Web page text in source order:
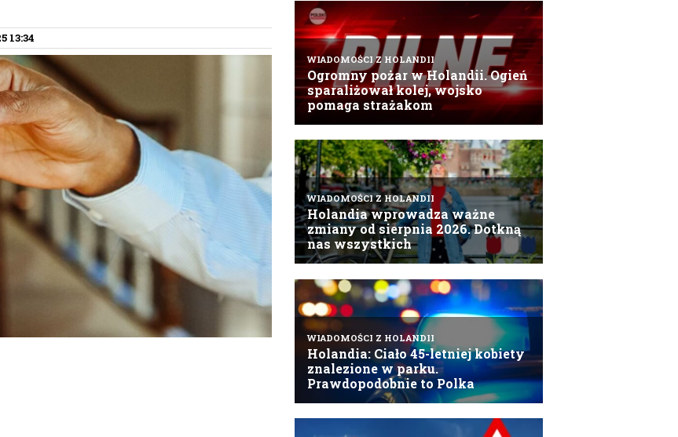
13:34